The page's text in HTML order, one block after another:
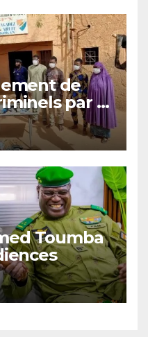
de
par la
Toumba